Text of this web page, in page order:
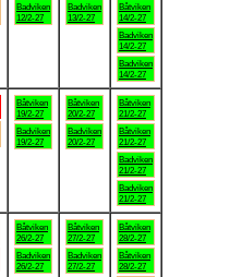
Badviken
12/2-27
Badviken
13/2-27
Båtviken
14/2-27
Badviken
14/2-27
Badviken
14/2-27
Båtviken
19/2-27
Badviken
19/2-27
Båtviken
20/2-27
Badviken
20/2-27
Båtviken
21/2-27
Båtviken
21/2-27
Badviken
21/2-27
Badviken
21/2-27
Båtviken
26/2-27
Badviken
26/2-27
Båtviken
27/2-27
Badviken
27/2-27
Båtviken
28/2-27
Båtviken
28/2-27